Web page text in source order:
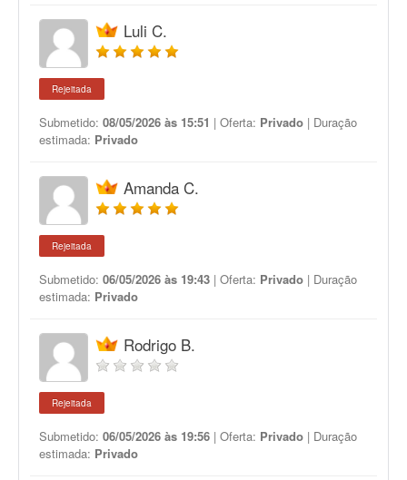
Luli C.
Rejeitada
Submetido: 08/05/2026 às 15:51 | Oferta: Privado | Duração
estimada: Privado
Amanda C.
Rejeitada
Submetido: 06/05/2026 às 19:43 | Oferta: Privado | Duração
estimada: Privado
Rodrigo B.
Rejeitada
Submetido: 06/05/2026 às 19:56 | Oferta: Privado | Duração
estimada: Privado